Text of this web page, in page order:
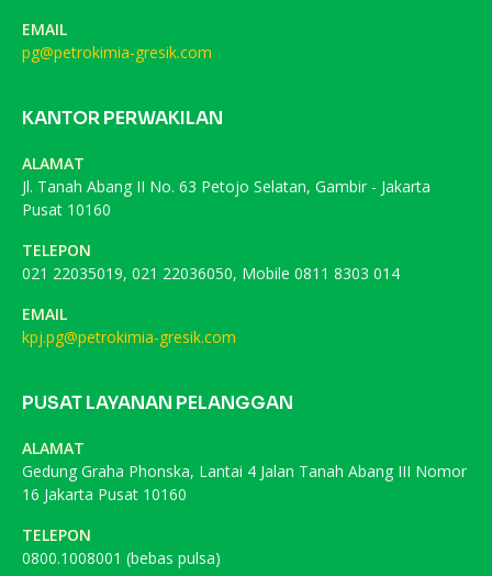
EMAIL
pg@petrokimia-gresik.com
KANTOR PERWAKILAN
ALAMAT
Jl. Tanah Abang II No. 63 Petojo Selatan, Gambir - Jakarta
Pusat 10160
TELEPON
021 22035019, 021 22036050, Mobile 0811 8303 014
EMAIL
kpj.pg@petrokimia-gresik.com
PUSAT LAYANAN PELANGGAN
ALAMAT
Gedung Graha Phonska, Lantai 4 Jalan Tanah Abang III Nomor
16 Jakarta Pusat 10160
TELEPON
0800.1008001 (bebas pulsa)